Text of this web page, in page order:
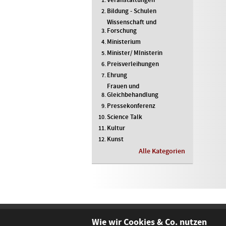
Bildung - Schulen
Wissenschaft und
Forschung
Ministerium
Minister/ MInisterin
Preisverleihungen
Ehrung
Frauen und
Gleichbehandlung
Pressekonferenz
Science Talk
Kultur
Kunst
Alle Kategorien
Wie wir Cookies & Co. nutzen